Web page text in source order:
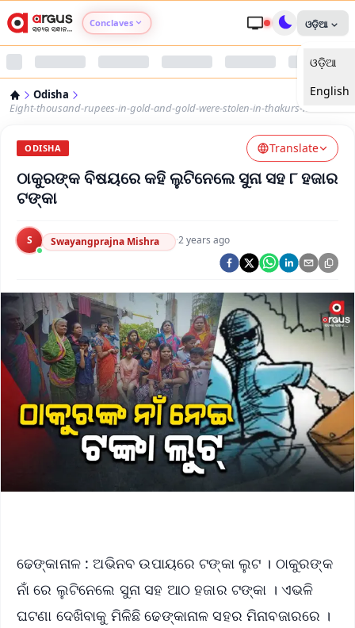
Conclaves
Argus Nari Shakti
Argus Health Connect
Argus Swaad Odisha
Argus Chalo Dekhein Apna Desh
ଓଡ଼ିଆ
ଓଡ଼ିଆ
English
Odisha
Eight-thousand-rupees-in-gold-and-gold-were-stolen-in-thakurs-name
ODISHA Translate
ଠାକୁରଙ୍କ ବିଷୟରେ କହି ଲୁଟିନେଲେ ସୁନା ସହ ୮ ହଜାର
ଟଙ୍କା
S Swayangprajna Mishra ·2 years ago
ଢେଙ୍କାନାଳ : ଅଭିନବ ଉପାୟରେ ଟଙ୍କା ଲୁଟ । ଠାକୁରଙ୍କ
ନାଁ ରେ ଲୁଟିନେଲେ ସୁନା ସହ ଆଠ ହଜାର ଟଙ୍କା । ଏଭଳି
ଘଟଣା ଦେଖିବାକୁ ମିଳିଛି ଢେଙ୍କାନାଳ ସହର ମିନାବଜାରରେ ।